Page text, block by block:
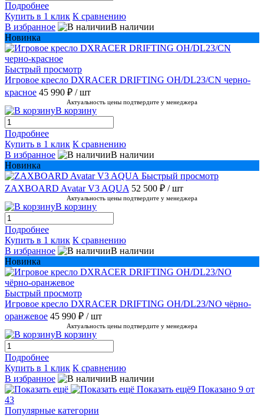
Подробнее
Купить в 1 клик К сравнению
В избранное
В наличии
Новинка
Быстрый просмотр
Игровое кресло DXRACER DRIFTING OH/DL23/CN черно-
красное 45 990 ₽ / шт
Актуальность цены подтвердите у менеджера
В корзину
Подробнее
Купить в 1 клик К сравнению
В избранное
В наличии
Новинка
Быстрый просмотр
ZAXBOARD Avatar V3 AQUA 52 500 ₽ / шт
Актуальность цены подтвердите у менеджера
В корзину
Подробнее
Купить в 1 клик К сравнению
В избранное
В наличии
Новинка
Быстрый просмотр
Игровое кресло DXRACER DRIFTING OH/DL23/NO чёрно-
оранжевое 45 990 ₽ / шт
Актуальность цены подтвердите у менеджера
В корзину
Подробнее
Купить в 1 клик К сравнению
В избранное
В наличии
Показать ещё9 Показано 9 от
43
Популярные категории